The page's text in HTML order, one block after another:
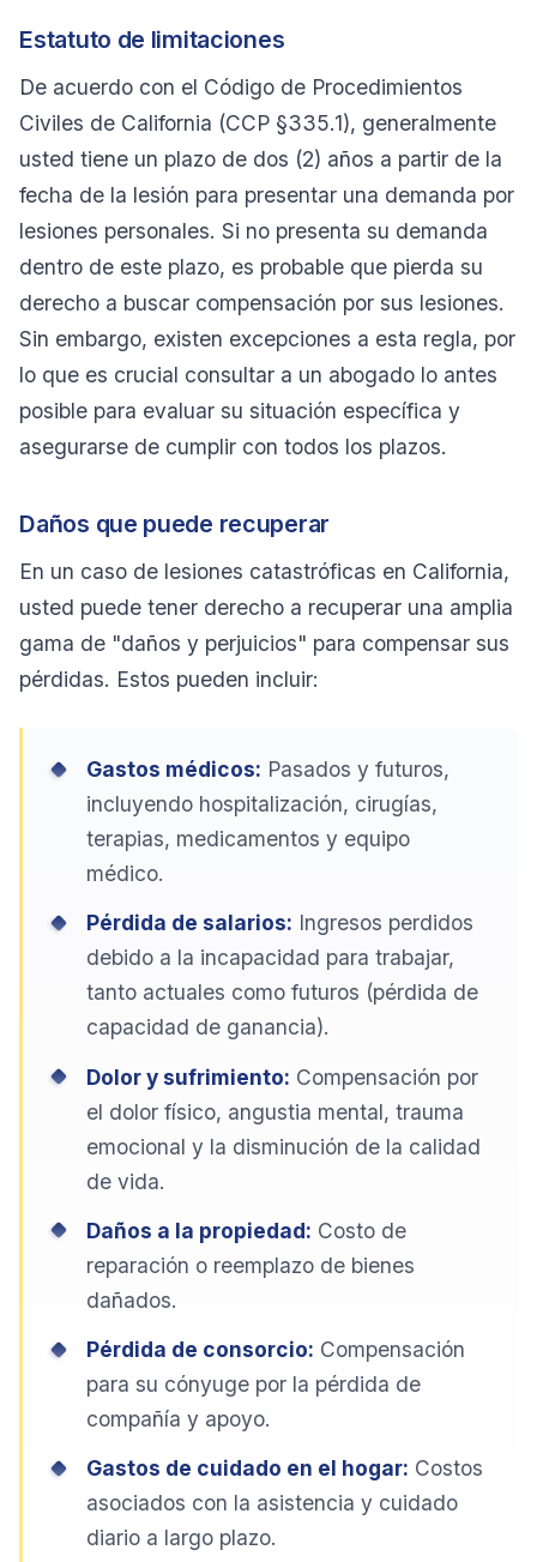
Estatuto de limitaciones
De acuerdo con el Código de Procedimientos
Civiles de California (CCP §335.1), generalmente
usted tiene un plazo de dos (2) años a partir de la
fecha de la lesión para presentar una demanda por
lesiones personales. Si no presenta su demanda
dentro de este plazo, es probable que pierda su
derecho a buscar compensación por sus lesiones.
Sin embargo, existen excepciones a esta regla, por
lo que es crucial consultar a un abogado lo antes
posible para evaluar su situación específica y
asegurarse de cumplir con todos los plazos.
Daños que puede recuperar
En un caso de lesiones catastróficas en California,
usted puede tener derecho a recuperar una amplia
gama de "daños y perjuicios" para compensar sus
pérdidas. Estos pueden incluir:
Gastos médicos: Pasados y futuros,
incluyendo hospitalización, cirugías,
terapias, medicamentos y equipo
médico.
Pérdida de salarios: Ingresos perdidos
debido a la incapacidad para trabajar,
tanto actuales como futuros (pérdida de
capacidad de ganancia).
Dolor y sufrimiento: Compensación por
el dolor físico, angustia mental, trauma
emocional y la disminución de la calidad
de vida.
Daños a la propiedad: Costo de
reparación o reemplazo de bienes
dañados.
Pérdida de consorcio: Compensación
para su cónyuge por la pérdida de
compañía y apoyo.
Gastos de cuidado en el hogar: Costos
asociados con la asistencia y cuidado
diario a largo plazo.